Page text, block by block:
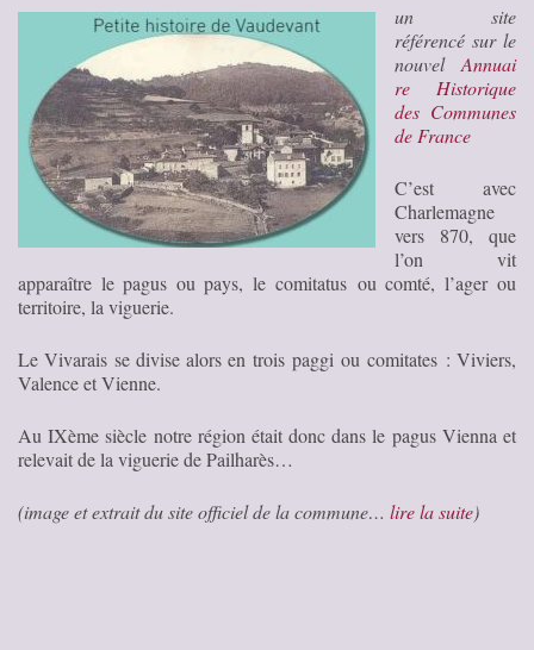
un site
référencé sur le
nouvel Annuai
re Historique
des Communes
de France
C’est avec
Charlemagne
vers 870, que
l’on vit
apparaître le pagus ou pays, le comitatus ou comté, l’ager ou
territoire, la viguerie.
Le Vivarais se divise alors en trois paggi ou comitates : Viviers,
Valence et Vienne.
Au IXème siècle notre région était donc dans le pagus Vienna et
relevait de la viguerie de Pailharès…
(image et extrait du site officiel de la commune… lire la suite)